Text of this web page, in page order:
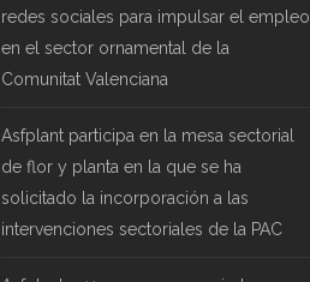
redes sociales para impulsar el empleo
en el sector ornamental de la
Comunitat Valenciana
Asfplant participa en la mesa sectorial
de flor y planta en la que se ha
solicitado la incorporación a las
intervenciones sectoriales de la PAC